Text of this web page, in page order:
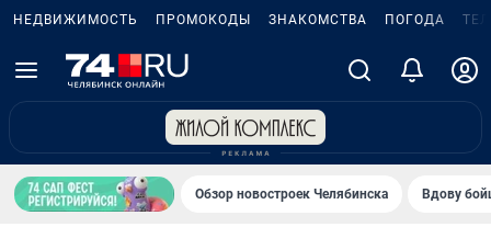
НЕДВИЖИМОСТЬ ПРОМОКОДЫ ЗНАКОМСТВА ПОГОДА
Обзор новостроек Челябинска Вдову